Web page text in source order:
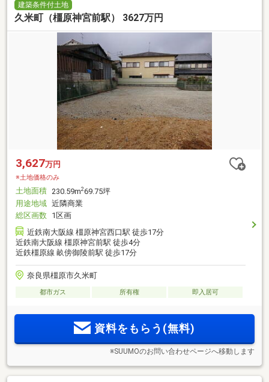
建築条件付土地
久米町（橿原神宮前駅） 3627万円
3,627万円
※土地価格のみ
土地面積 230.59m269.75坪
用途地域 近隣商業
総区画数 1区画
近鉄南大阪線 橿原神宮西口駅 徒歩17分
近鉄南大阪線 橿原神宮前駅 徒歩4分
近鉄橿原線 畝傍御陵前駅 徒歩17分
奈良県橿原市久米町
都市ガス 所有権 即入居可
資料をもらう(無料)
※SUUMOのお問い合わせページへ移動します